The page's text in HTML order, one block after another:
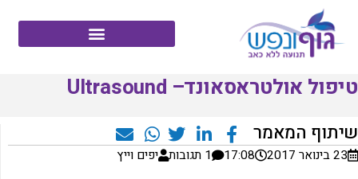
טיפול אולטראסאונד– Ultrasound
שיתוף המאמר
23 בינואר 2017 17:08 1 תגובות יפים וייץ